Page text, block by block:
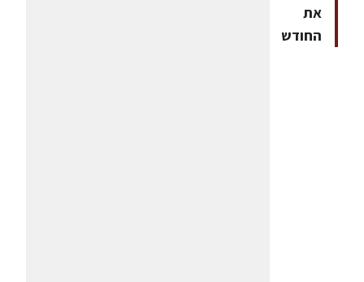
את
החודש